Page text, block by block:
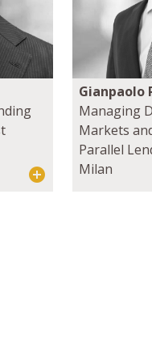
Gianpaolo
Managing
Markets
Parallel
Milan